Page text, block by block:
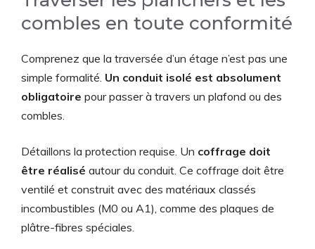
combles en toute conformité
Comprenez que la traversée d’un étage n’est pas une
simple formalité. Un conduit isolé est absolument
obligatoire pour passer à travers un plafond ou des
combles.
Détaillons la protection requise. Un coffrage doit
être réalisé autour du conduit. Ce coffrage doit être
ventilé et construit avec des matériaux classés
incombustibles (M0 ou A1), comme des plaques de
plâtre-fibres spéciales.